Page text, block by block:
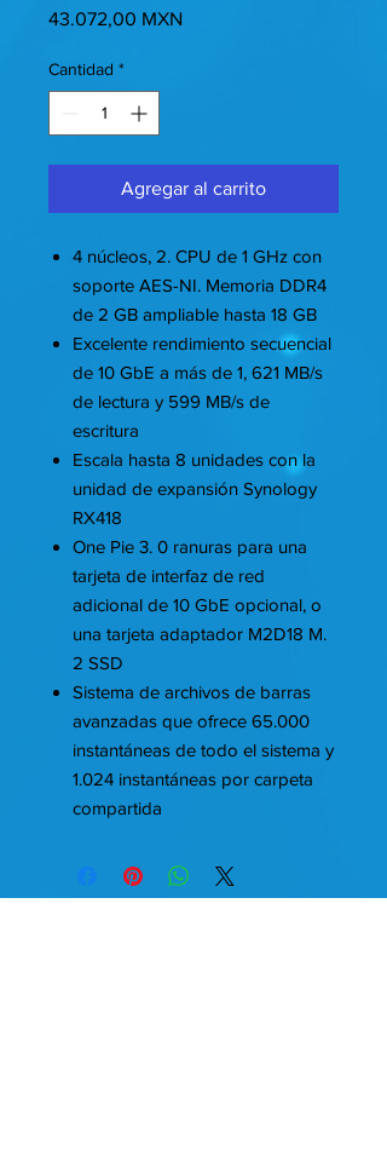
43.072,00 MXN
Cantidad *
Agregar al carrito
4 núcleos, 2. CPU de 1 GHz con
soporte AES-NI. Memoria DDR4
de 2 GB ampliable hasta 18 GB
Excelente rendimiento secuencial
de 10 GbE a más de 1, 621 MB/s
de lectura y 599 MB/s de
escritura
Escala hasta 8 unidades con la
unidad de expansión Synology
RX418
One Pie 3. 0 ranuras para una
tarjeta de interfaz de red
adicional de 10 GbE opcional, o
una tarjeta adaptador M2D18 M.
2 SSD
Sistema de archivos de barras
avanzadas que ofrece 65.000
instantáneas de todo el sistema y
1.024 instantáneas por carpeta
compartida